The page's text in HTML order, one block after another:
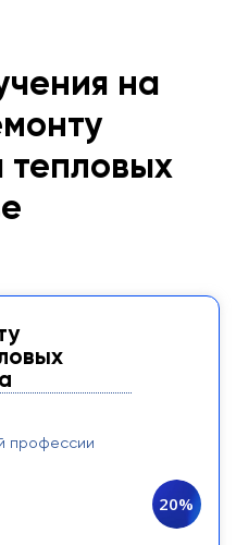
на
тепловых
профессии
20%